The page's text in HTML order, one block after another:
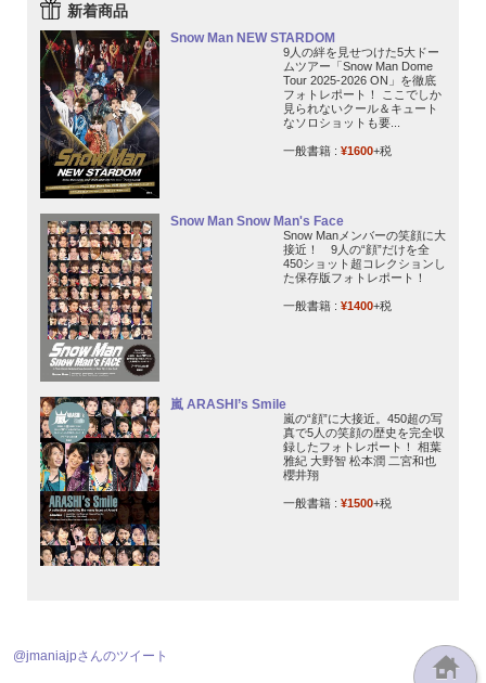
新着商品
Snow Man NEW STARDOM
9人の絆を見せつけた5大ドー
ムツアー「Snow Man Dome
Tour 2025-2026 ON」を徹底
フォトレポート！ ここでしか
見られないクール＆キュート
なソロショットも要...
一般書籍 : ¥1600+税
Snow Man Snow Man's Face
Snow Manメンバーの笑顔に大
接近！ 9人の“顔”だけを全
450ショット超コレクションし
た保存版フォトレポート！
一般書籍 : ¥1400+税
嵐 ARASHI’s Smile
嵐の“顔”に大接近。450超の写
真で5人の笑顔の歴史を完全収
録したフォトレポート！ 相葉
雅紀 大野智 松本潤 二宮和也
櫻井翔
一般書籍 : ¥1500+税
@jmaniajpさんのツイート